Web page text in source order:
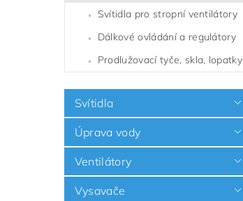
Svítidla pro stropní ventilátory
Dálkové ovládání a regulátory
Prodlužovací tyče, skla, lopatky
Svítidla
Úprava vody
Ventilátory
Vysavače